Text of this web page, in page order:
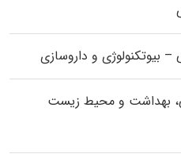
بیوتکنولوژی و داروسازی
بهداشت و محیط زیست